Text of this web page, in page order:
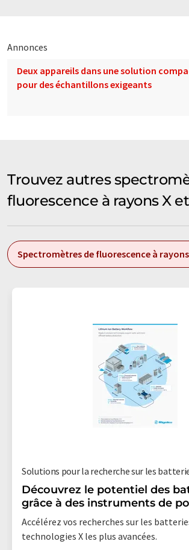
Annonces
Deux appareils dans une solution
pour des échantillons exigeants
Trouvez autres
fluorescence à rayons X
Spectromètres de fluorescence à rayons
Solutions pour la recherche sur les
Découvrez le potentiel des
grâce à des instruments de
Accélérez vos recherches sur les
technologies X les plus avancées.